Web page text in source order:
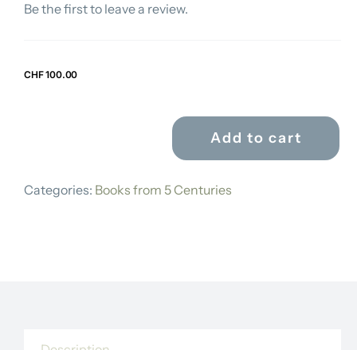
Be the first to leave a review.
CHF100.00
quantity
Add to cart
Categories: Books from 5 Centuries